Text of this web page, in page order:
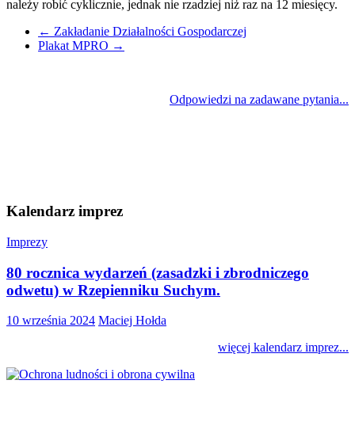
należy robić cyklicznie, jednak nie rzadziej niż raz na 12 miesięcy.
← Zakładanie Działalności Gospodarczej
Plakat MPRO →
Odpowiedzi na zadawane pytania...
Kalendarz imprez
Imprezy
80 rocznica wydarzeń (zasadzki i zbrodniczego
odwetu) w Rzepienniku Suchym.
10 września 2024 Maciej Hołda
więcej kalendarz imprez...